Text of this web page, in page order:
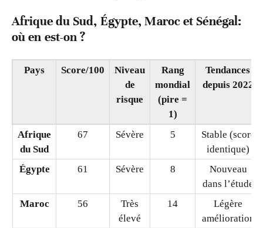
Afrique du Sud, Égypte, Maroc et Sénégal:
où en est-on ?
Pays Score/100
Niveau
de
risque
Rang
mondial
(pire =
1)
Tendances
depuis 2022
Afrique
du Sud
67 Sévère 5
Stable (score
identique)
Égypte
61 Sévère 8
Nouveau
dans l’étude
Maroc
56
Très
élevé
14
Légère
amélioration